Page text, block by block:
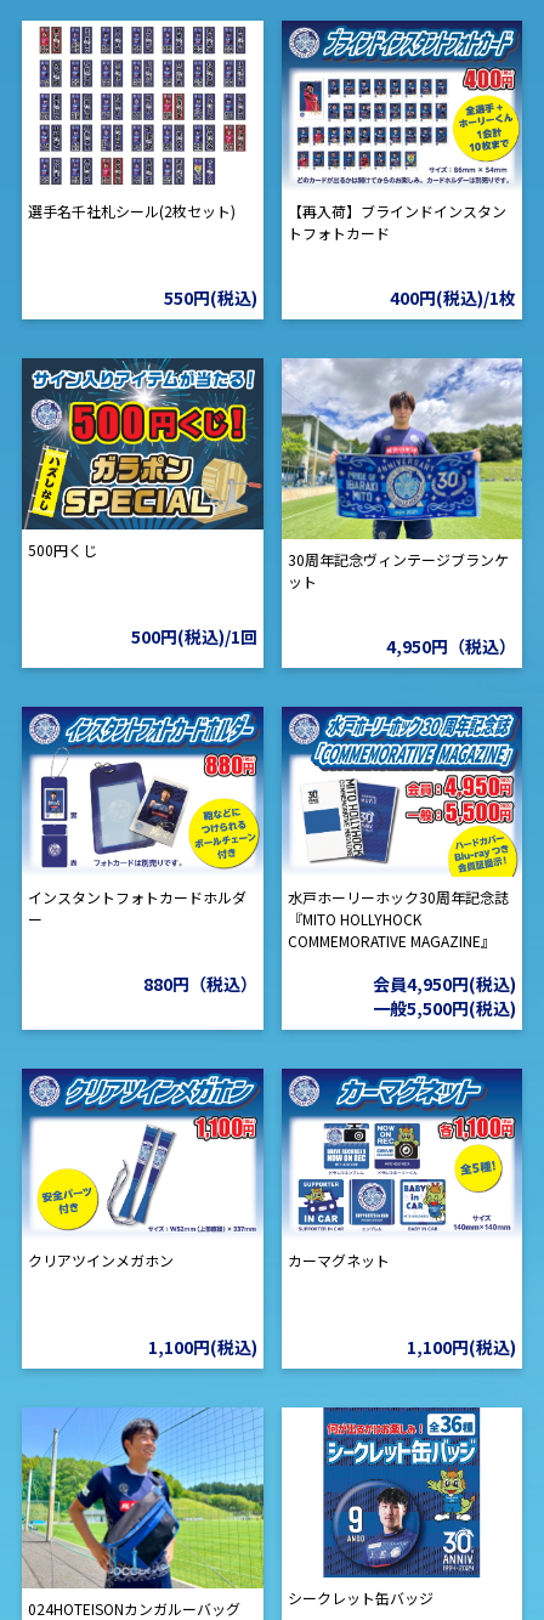
選手名千社札シール(2枚セット)
550円(税込)
【再入荷】ブラインドインスタン
トフォトカード
400円(税込)/1枚
500円くじ
500円(税込)/1回
30周年記念ヴィンテージブランケ
ット
4,950円（税込）
インスタントフォトカードホルダ
ー
880円（税込）
水戸ホーリーホック30周年記念誌
『MITO HOLLYHOCK
COMMEMORATIVE MAGAZINE』
会員4,950円(税込)
一般5,500円(税込)
クリアツインメガホン
1,100円(税込)
カーマグネット
1,100円(税込)
024HOTEISONカンガルーバッグ
シークレット缶バッジ